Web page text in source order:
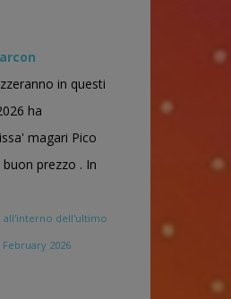
in questi
ha
magari Pico
prezzo . In
all'interno dell'ultimo
February 2026